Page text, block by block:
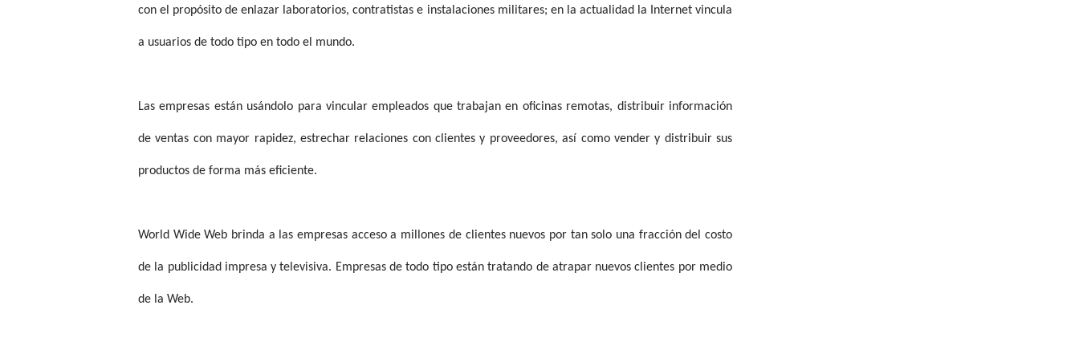
con el propósito de enlazar laboratorios, contratistas e instalaciones militares; en la actualidad la Internet vincula
a usuarios de todo tipo en todo el mundo.
Las empresas están usándolo para vincular empleados que trabajan en oficinas remotas, distribuir información
de ventas con mayor rapidez, estrechar relaciones con clientes y proveedores, así como vender y distribuir sus
productos de forma más eficiente.
World Wide Web brinda a las empresas acceso a millones de clientes nuevos por tan solo una fracción del costo
de la publicidad impresa y televisiva. Empresas de todo tipo están tratando de atrapar nuevos clientes por medio
de la Web.